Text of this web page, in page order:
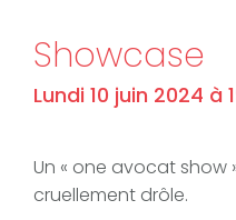
Showcase
Lundi 10 juin 2024 à
Un « one avocat show
cruellement drôle.